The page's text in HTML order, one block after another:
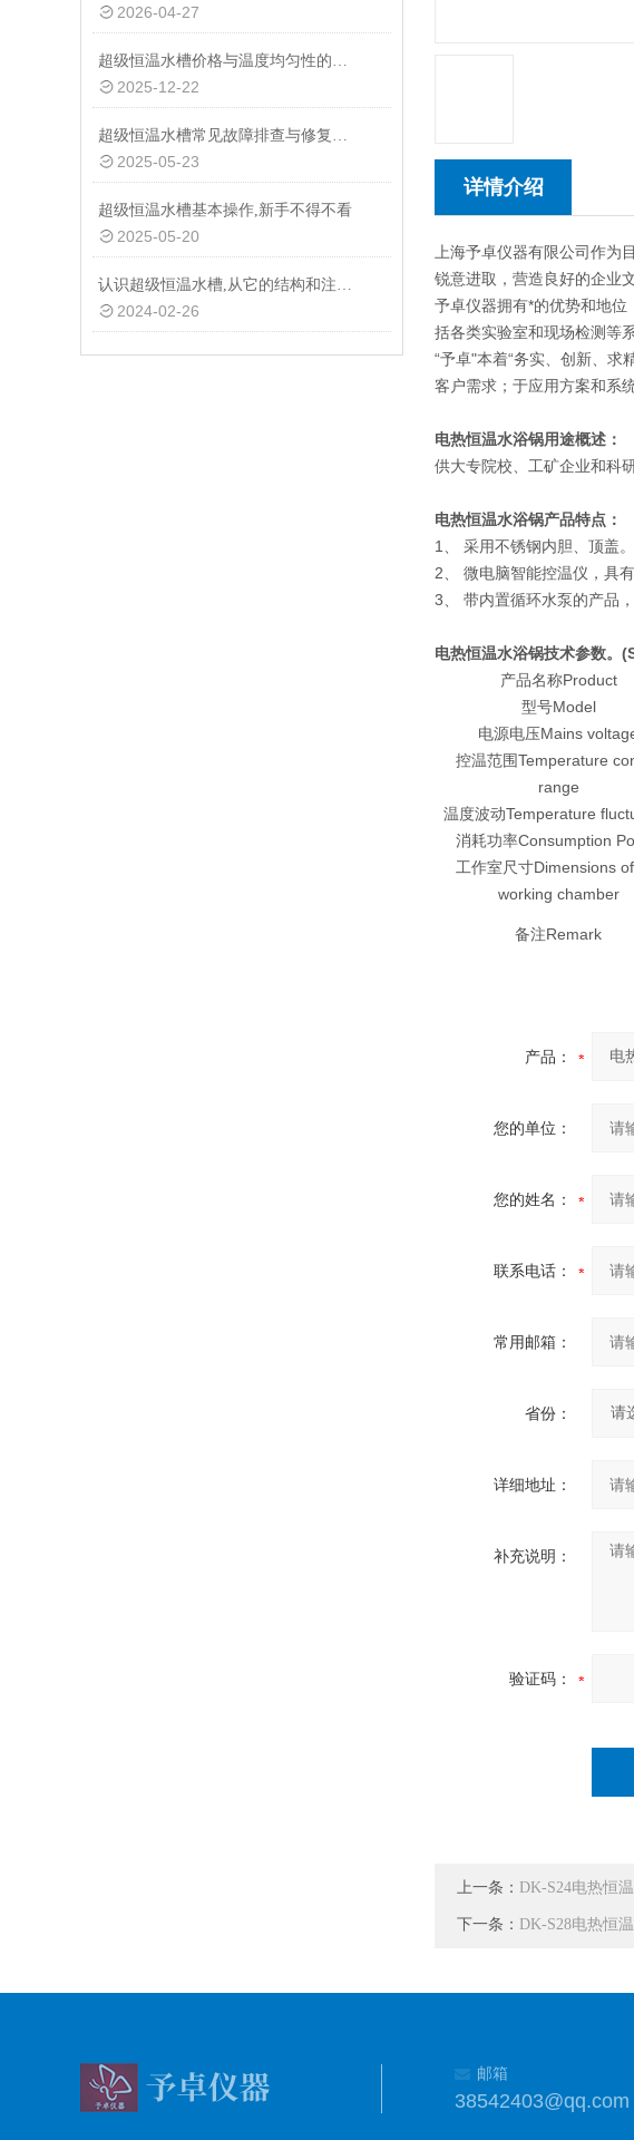
2026-04-27
超级恒温水槽价格与温度均匀性的关系：精准控温的成本体现
2025-12-22
超级恒温水槽常见故障排查与修复指南
2025-05-23
超级恒温水槽基本操作,新手不得不看
2025-05-20
认识超级恒温水槽,从它的结构和注意事项开始
2024-02-26
详情介绍
上海予卓仪器有限公司作为
锐意进取，营造良好的企业
予卓仪器拥有*的优势和地
括各类实验室和现场检测等
“予卓"本着“务实、创新、
客户需求；于应用方案和系
电热恒温水浴锅用途概述：
供大专院校、工矿企业和科
电热恒温水浴锅产品特点：
1、 采用不锈钢内胆、顶盖。
2、 微电脑智能控温仪，具
3、 带内置循环水泵的产品
电热恒温水浴锅技术参数
产品名称Product
型号Model
电源电压Mains
控温范围Temperature
range
温度波动Temperature
消耗功率Consumption
工作室尺寸Dimensions
working chamber
备注Remark
产品：
您的单位：
您的姓名：
联系电话：
常用邮箱：
省份：
详细地址：
补充说明：
验证码：
上一条： DK-S24电热恒
下一条： DK-S28电热恒
邮箱
38542403@qq.com